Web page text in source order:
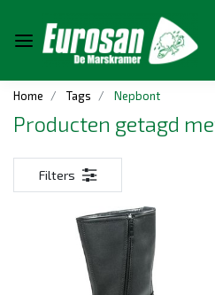
Home Tags Nepbont
Producten getagd
Filters